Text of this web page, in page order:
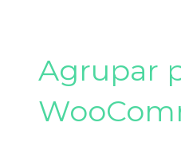
Agrupar